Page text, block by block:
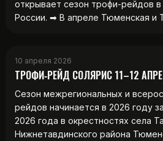
открывает сезон трофи-рейдов в
России. ➡ В апреле Тюменская и
10 апреля 2026
ТРОФИ‑РЕЙД СОЛЯРИС 11–12
Сезон межрегиональных и
рейдов начинается в 2026 году
2026 года в окрестностях села
Нижнетавдинского района